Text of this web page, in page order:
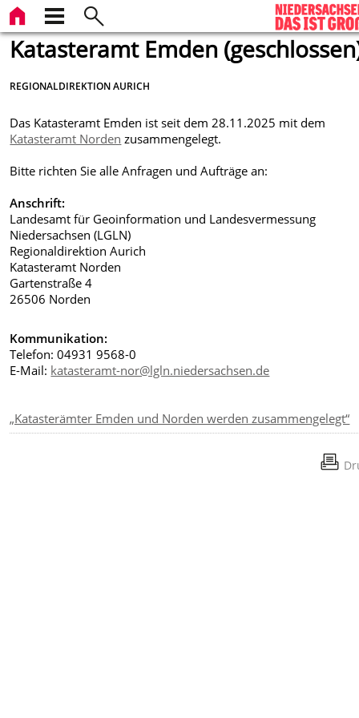
Katasteramt Emden
REGIONALDIREKTION AURICH
Das Katasteramt Emden ist seit dem 28.11.2025 mit dem
Katasteramt Norden zusammengelegt.
Bitte richten Sie alle Anfragen und Aufträge an:
Anschrift:
Landesamt für Geoinformation und Landesvermessung
Niedersachsen (LGLN)
Regionaldirektion Aurich
Katasteramt Norden
Gartenstraße 4
26506 Norden
Kommunikation:
Telefon: 04931 9568-0
E-Mail: katasteramt-nor@lgln.niedersachsen.de
„Katasterämter Emden und Norden werden zusammengelegt“